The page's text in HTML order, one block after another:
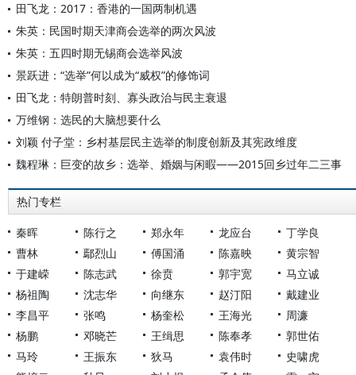
田飞龙：2017：香港的一国两制机遇
朱英：民国时期天津商会选举的两次风波
朱英：五四时期无锡商会选举风波
景跃进：“选举”何以成为“威权”的修饰词
田飞龙：特朗普时刻、寡头政治与民主衰退
万维钢：选民的大脑想要什么
刘颖 付子堂：乡村基层民主选举的制度创新及其宪政维度
魏程琳：巨变的故乡：选举、婚姻与闲暇——2015回乡过年二三事
热门专栏
秦晖 陈行之 郑永年 龙应台
丁学良
曹林
鄢烈山 傅国涌 陈嘉映
黄宗智
于建嵘
陈志武 徐贲 郭宇宽
马立诚
杨祖陶
沈志华 向继东 赵汀阳
戴建业
李昌平
张鸣 杨奎松 王海光
周濂
杨鹏
邓晓芒 王缉思 陈奉孝
郭世佑
马玲
王振东 狄马 袁伟时
史啸虎